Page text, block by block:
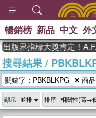
暢銷榜 新品 中文 外
版界指標大獎肯定！
搜尋結果/
關鍵字：PBKBLKPG
商
顯示 排序